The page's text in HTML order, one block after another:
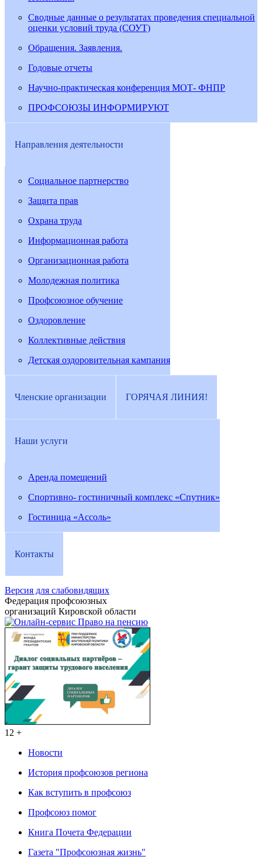
Сводные данные о результатах проведения специальной
оценки условий труда (СОУТ)
Обращения. Заявления.
Годовые отчеты
Научно-практическая конференция МОТ- ФНПР
ПРОФСОЮЗЫ ИНФОРМИРУЮТ
Направления деятельности
Социальное партнерство
Защита прав
Охрана труда
Информационная работа
Организационная работа
Молодежная политика
Профсоюзное обучение
Оздоровление
Коллективные действия
Детская оздоровительная кампания
Членские организации ГОРЯЧАЯ ЛИНИЯ!
Наши услуги
Аренда помещений
Спортивно- гостиничный комплекс «Спутник»
Гостиница «Ассоль»
Контакты
Версия для слабовидящих
Федерация профсоюзных
организаций Кировской области
12 +
Новости
История профсоюзов региона
Как вступить в профсоюз
Профсоюз помог
Книга Почета Федерации
Газета "Профсоюзная жизнь"